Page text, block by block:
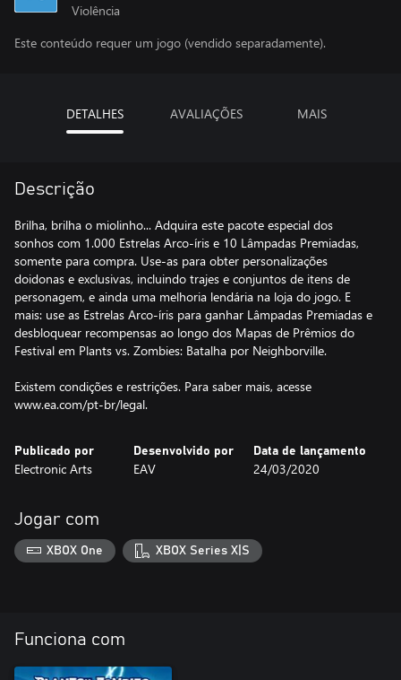
Violência
Este conteúdo requer um jogo (vendido separadamente).
DETALHES AVALIAÇÕES MAIS
Descrição
Brilha, brilha o miolinho... Adquira este pacote especial dos
sonhos com 1.000 Estrelas Arco-íris e 10 Lâmpadas Premiadas,
somente para compra. Use-as para obter personalizações
doidonas e exclusivas, incluindo trajes e conjuntos de itens de
personagem, e ainda uma melhoria lendária na loja do jogo. E
mais: use as Estrelas Arco-íris para ganhar Lâmpadas Premiadas e
desbloquear recompensas ao longo dos Mapas de Prêmios do
Festival em Plants vs. Zombies: Batalha por Neighborville.
Existem condições e restrições. Para saber mais, acesse
www.ea.com/pt-br/legal.
Publicado por
Electronic Arts
Desenvolvido por
EAV
Data de lançamento
24/03/2020
Jogar com
XBOX One XBOX Series X|S
Funciona com